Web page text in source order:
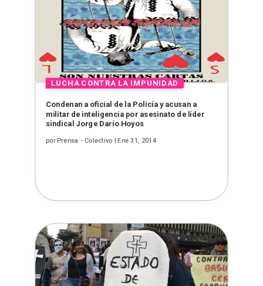
Condenan a oficial de la Policía y acusan a
militar de inteligencia por asesinato de líder
sindical Jorge Darío Hoyos
porPrensa - Colectivo | Ene 31, 2014